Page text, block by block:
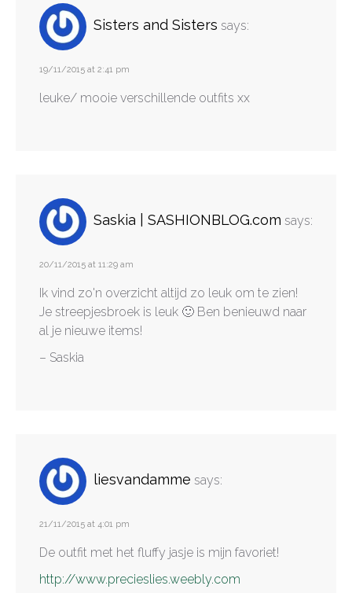
Sisters and Sisters says:
19/11/2015 at 2:41 pm
leuke/ mooie verschillende outfits xx
Saskia | SASHIONBLOG.com says:
20/11/2015 at 11:29 am
Ik vind zo'n overzicht altijd zo leuk om te zien!
Je streepjesbroek is leuk 🙂 Ben benieuwd naar
al je nieuwe items!
– Saskia
liesvandamme says:
21/11/2015 at 4:01 pm
De outfit met het fluffy jasje is mijn favoriet!
http://www.precieslies.weebly.com